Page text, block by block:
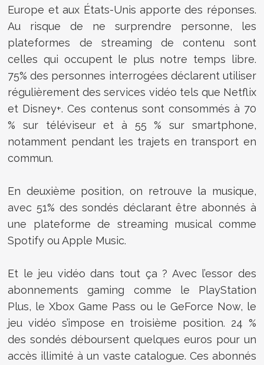
Europe et aux États-Unis apporte des réponses.
Au risque de ne surprendre personne, les
plateformes de streaming de contenu sont
celles qui occupent le plus notre temps libre.
75% des personnes interrogées déclarent utiliser
régulièrement des services vidéo tels que Netflix
et Disney+. Ces contenus sont consommés à 70
% sur téléviseur et à 55 % sur smartphone,
notamment pendant les trajets en transport en
commun.
En deuxième position, on retrouve la musique,
avec 51% des sondés déclarant être abonnés à
une plateforme de streaming musicalcomme
Spotify ou Apple Music.
Et le jeu vidéo dans tout ça ? Avec l’essor des
abonnements gaming comme le PlayStation
Plus, le Xbox Game Pass ou le GeForce Now, le
jeu vidéo s’impose en troisième position. 24 %
des sondés déboursent quelques euros pour un
accès illimité à un vaste catalogue. Ces abonnés